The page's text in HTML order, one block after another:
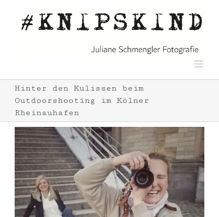
Inhalt
springen
Hinter den Kulissen beim
Outdoorshooting im Kölner
Rheinauhafen
Zeige
grösseres
Bild